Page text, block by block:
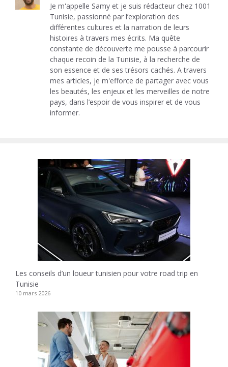
Je m'appelle Samy et je suis rédacteur chez 1001
Tunisie, passionné par l’exploration des
différentes cultures et la narration de leurs
histoires à travers mes écrits. Ma quête
constante de découverte me pousse à parcourir
chaque recoin de la Tunisie, à la recherche de
son essence et de ses trésors cachés. A travers
mes articles, je m'efforce de partager avec vous
les beautés, les enjeux et les merveilles de notre
pays, dans l’espoir de vous inspirer et de vous
informer.
Les conseils d’un loueur tunisien pour votre road trip en
Tunisie
10 mars 2026